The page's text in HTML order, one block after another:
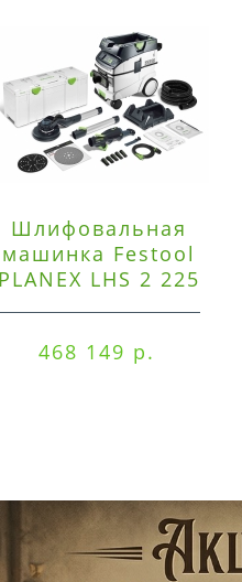
Шлифовальная
машинка Festool
PLANEX LHS 2 225
468 149 р.